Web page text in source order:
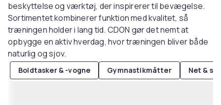
beskyttelse og værktøj, der inspirerer til bevægelse.
Sortimentet kombinerer funktion med kvalitet, så
træningen holder i lang tid. CDON gør det nemt at
opbygge en aktiv hverdag, hvor træningen bliver både
naturlig og sjov.
Boldtasker & -vogne Gymnastikmåtter Net &